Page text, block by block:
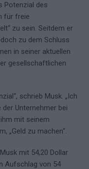
Potenzial des
für freie
zu sein. Seitdem er
zu dem Schluss
in seiner aktuellen
gesellschaftlichen
schrieb Musk. „Ich
Unternehmer bei
mit seinem
„Geld zu machen“.
mit 54,20 Dollar
Aufschlag von 54